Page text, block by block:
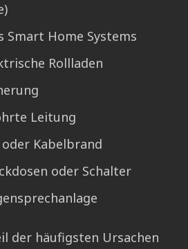
Smart Home Systems
Rollladen
Leitung
Kabelbrand
oder Schalter
der häufigsten Ursachen